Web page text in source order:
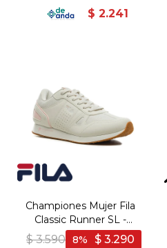
$ 2.241
Championes Mujer Fila
Classic Runner SL -
Blanco-Rosa Claro
$ 3.590 $ 3.290
8